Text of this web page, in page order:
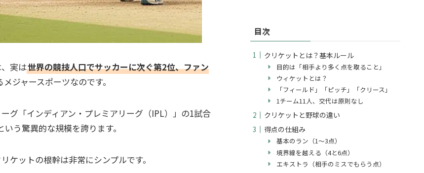
実は世界の競技人口でサッカーに次ぐ第2位、ファン
ジャースポーツなのです。
グ「インディアン・プレミアリーグ（IPL）」の1試合
う驚異的な規模を誇ります。
ケットの根幹は非常にシンプルです。
目次
クリケットとは？基本ルール
目的は「相手より多く点を取ること」
ウィケットとは？
「フィールド」「ピッチ」「クリース」
1チーム11人、交代は原則なし
クリケットと野球の違い
得点の仕組み
基本のラン（1〜3点）
境界線を越える（4と6点）
エキストラ（相手のミスでもらう点）